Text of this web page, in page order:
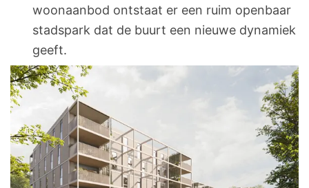
woonaanbod ontstaat er een ruim openbaar
stadspark dat de buurt een nieuwe dynamiek
geeft.